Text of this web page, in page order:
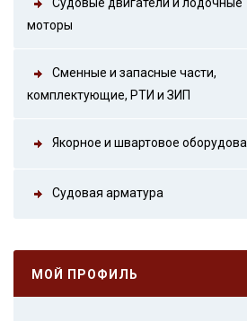
Судовые двигатели и лодочные
моторы
Сменные и запасные части,
комплектующие, РТИ и ЗИП
Якорное и швартовое
Судовая арматура
МОЙ ПРОФИЛЬ